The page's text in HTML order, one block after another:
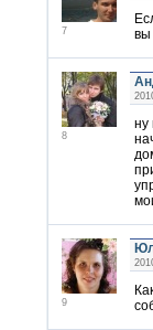
7
вы
8
ну
9